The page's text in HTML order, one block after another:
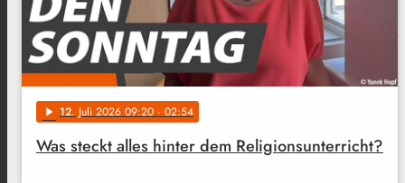
play_arrow 12. Juli 2026 09:20 · 02:54
Was steckt alles hinter dem Religionsunterricht?